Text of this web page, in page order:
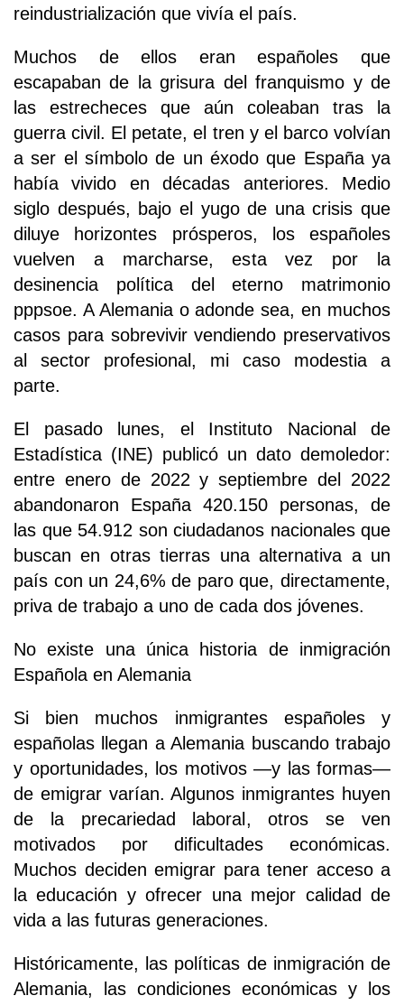
reindustrialización que vivía el país.
Muchos de ellos eran españoles que
escapaban de la grisura del franquismo y de
las estrecheces que aún coleaban tras la
guerra civil. El petate, el tren y el barco volvían
a ser el símbolo de un éxodo que España ya
había vivido en décadas anteriores. Medio
siglo después, bajo el yugo de una crisis que
diluye horizontes prósperos, los españoles
vuelven a marcharse, esta vez por la
desinencia política del eterno matrimonio
pppsoe. A Alemania o adonde sea, en muchos
casos para sobrevivir vendiendo preservativos
al sector profesional, mi caso modestia a
parte.
El pasado lunes, el Instituto Nacional de
Estadística (INE) publicó un dato demoledor:
entre enero de 2022 y septiembre del 2022
abandonaron España 420.150 personas, de
las que 54.912 son ciudadanos nacionales que
buscan en otras tierras una alternativa a un
país con un 24,6% de paro que, directamente,
priva de trabajo a uno de cada dos jóvenes.
No existe una única historia de inmigración
Española en Alemania
Si bien muchos inmigrantes españoles y
españolas llegan a Alemania buscando trabajo
y oportunidades, los motivos —y las formas—
de emigrar varían. Algunos inmigrantes huyen
de la precariedad laboral, otros se ven
motivados por dificultades económicas.
Muchos deciden emigrar para tener acceso a
la educación y ofrecer una mejor calidad de
vida a las futuras generaciones.
Históricamente, las políticas de inmigración de
Alemania, las condiciones económicas y los